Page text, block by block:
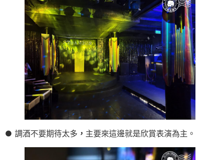
● 調酒不要期待太多 ， 主要來這邊就是欣賞表演為主。